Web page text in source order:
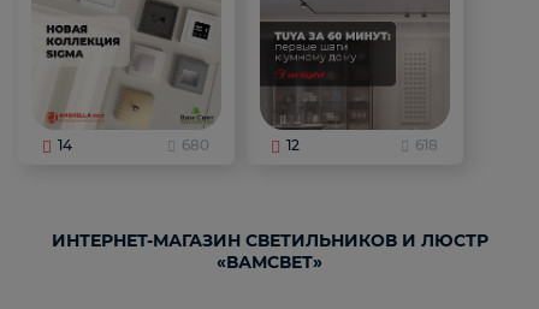
14 680 12 618
ИНТЕРНЕТ-МАГАЗИН СВЕТИЛЬНИКОВ И ЛЮСТР
«ВАМСВЕТ»